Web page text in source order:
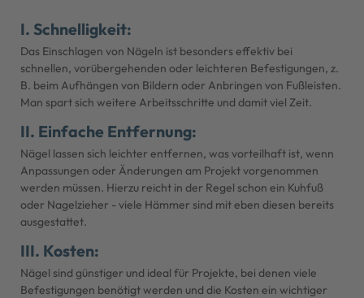
I. Schnelligkeit:
Das Einschlagen von Nägeln ist besonders effektiv bei
schnellen, vorübergehenden oder leichteren Befestigungen, z.
B. beim Aufhängen von Bildern oder Anbringen von Fußleisten.
Man spart sich weitere Arbeitsschritte und damit viel Zeit.
II. Einfache Entfernung:
Nägel lassen sich leichter entfernen, was vorteilhaft ist, wenn
Anpassungen oder Änderungen am Projekt vorgenommen
werden müssen. Hierzu reicht in der Regel schon ein Kuhfuß
oder Nagelzieher - viele Hämmer sind mit eben diesen bereits
ausgestattet.
III. Kosten:
Nägel sind günstiger und ideal für Projekte, bei denen viele
Befestigungen benötigt werden und die Kosten ein wichtiger